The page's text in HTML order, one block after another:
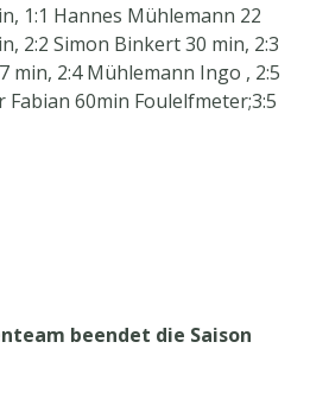
1:1 Hannes Mühlemann 22
2:2 Simon Binkert 30 min, 2:3
min, 2:4 Mühlemann Ingo , 2:5
60min Foulelfmeter;3:5
beendet die Saison